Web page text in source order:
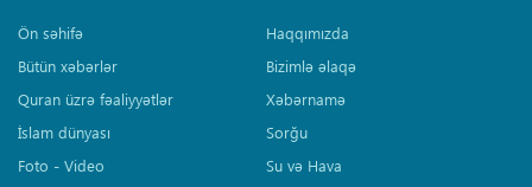
Ön səhifə
Bütün xəbərlər
Quran üzrə fəaliyyətlər
İslam dünyası
Foto - Video
Haqqımızda
Bizimlə əlaqə
Xəbərnamə
Sorğu
Su və Hava